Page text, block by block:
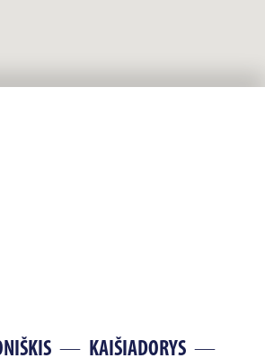
KAIŠIADORYS